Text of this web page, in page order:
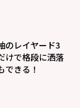
のレイヤード3
けで格段に洒落
できる！